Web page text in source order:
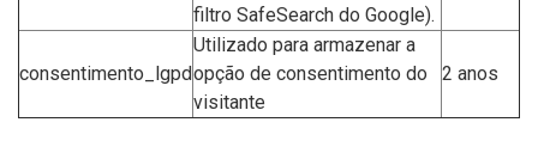
filtro SafeSearch do Google).
consentimento_lgpd
Utilizado para armazenar a
opção de consentimento do
visitante
2 anos